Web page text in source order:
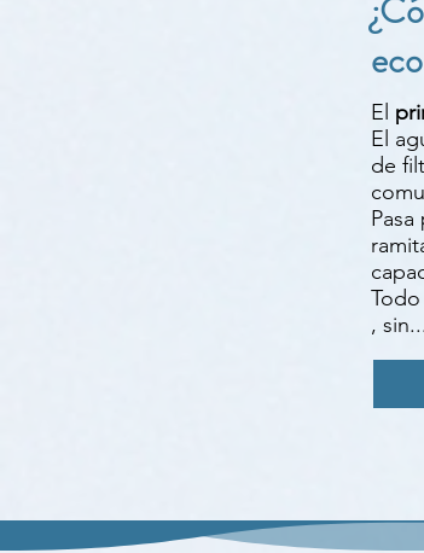
El
El
de
, sin...